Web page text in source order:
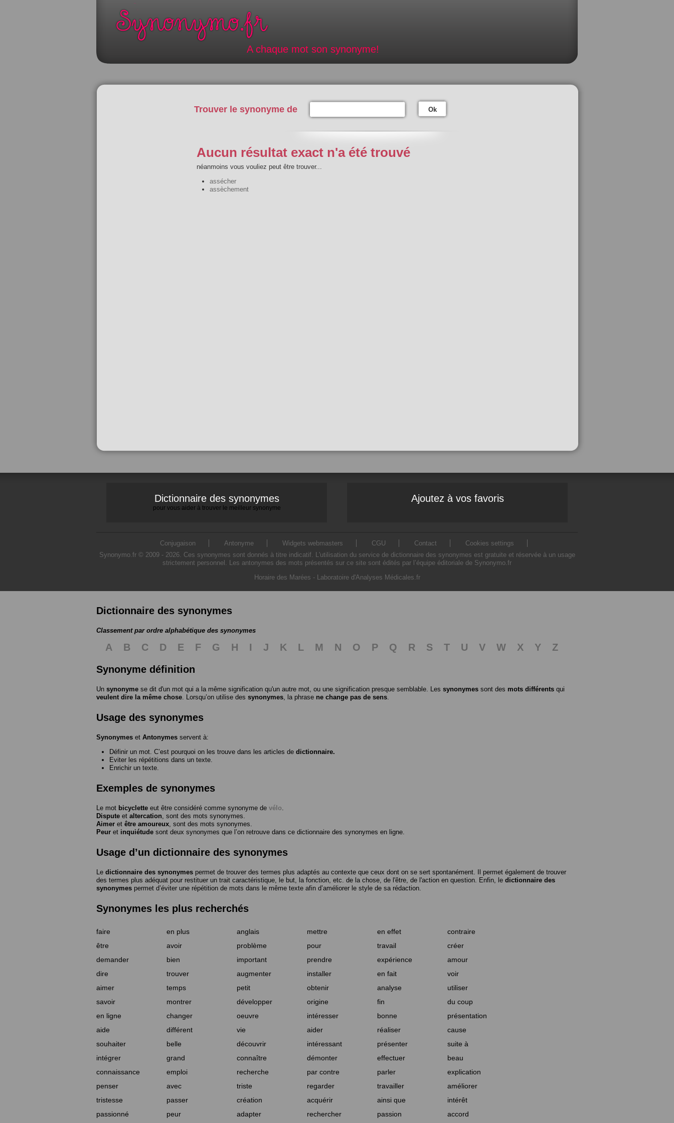
A chaque mot son synonyme!
Trouver le synonyme de Ok
Aucun résultat exact n'a été trouvé
néanmoins vous vouliez peut être trouver...
assécher
assèchement
Dictionnaire des synonymes
pour vous aider à trouver le meilleur synonyme
Ajoutez à vos favoris
Conjugaison Antonyme Widgets webmasters CGU Contact
Cookies settings
Synonymo.fr © 2009 - 2026. Ces synonymes sont donnés à titre indicatif. L'utilisation du service de dictionnaire des synonymes est gratuite et réservée à un usage
strictement personnel. Les antonymes des mots présentés sur ce site sont édités par l’équipe éditoriale de Synonymo.fr
Horaire des Marées - Laboratoire d'Analyses Médicales.fr
Dictionnaire des synonymes
Classement par ordre alphabétique des synonymes
A B C D E F G H I J K L M N O P Q R S T U V W X Y
Z
Synonyme définition
Un synonyme se dit d'un mot qui a la même signification qu'un autre mot, ou une signification presque semblable. Les synonymes sont des mots différents qui
veulent dire la même chose . Lorsqu’on utilise des synonymes , la phrase ne change pas de sens
Usage des synonymes
Synonymes et Antonymes servent à:
Définir un mot. C’est pourquoi on les trouve dans les articles de dictionnaire.
Eviter les répétitions dans un texte.
Enrichir un texte.
Exemples de synonymes
Le mot bicyclette eut être considéré comme synonyme de vélo
Dispute et altercation , sont des mots synonymes.
Aimer et être amoureux , sont des mots synonymes.
Peur et inquiétude sont deux synonymes que l’on retrouve dans ce dictionnaire des synonymes en ligne.
Usage d’un dictionnaire des synonymes
Le dictionnaire des synonymes permet de trouver des termes plus adaptés au contexte que ceux dont on se sert spontanément. Il permet également de trouver
des termes plus adéquat pour restituer un trait caractéristique, le but, la fonction, etc. de la chose, de l'être, de l'action en question. Enfin, le dictionnaire des
synonymes permet d’éviter une répétition de mots dans le même texte afin d’améliorer le style de sa rédaction.
Synonymes les plus recherchés
faire en plus anglais mettre en effet
contraire
être
avoir problème pour travail
créer
demander
bien important prendre expérience
amour
dire
trouver augmenter installer en fait
voir
aimer
temps petit obtenir analyse
utiliser
savoir
montrer développer origine fin
du coup
en ligne
changer oeuvre intéresser bonne
présentation
aide
différent vie aider réaliser
cause
souhaiter
belle découvrir intéressant présenter
suite à
intégrer
grand connaître démonter effectuer
beau
connaissance
emploi recherche par contre parler
explication
penser
avec triste regarder travailler
améliorer
tristesse
passer création acquérir ainsi que
intérêt
passionné
peur adapter rechercher passion accord